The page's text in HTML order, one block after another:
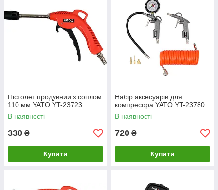
Пістолет продувний з соплом
110 мм YATO YT-23723
В наявності
330 ₴
Купити
Набір аксесуарів для
компресора YATO YT-23780
В наявності
720 ₴
Купити